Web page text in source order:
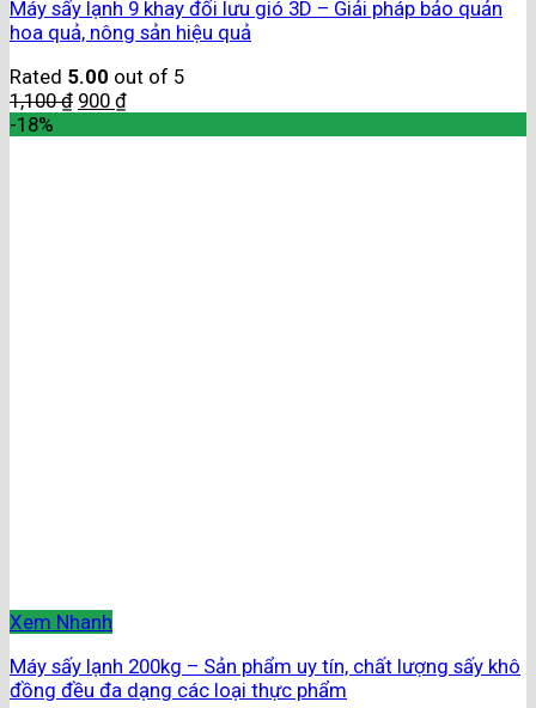
Máy sấy lạnh 9 khay đối lưu gió 3D – Giải pháp bảo quản
hoa quả, nông sản hiệu quả
Rated 5.00 out of 5
1,100₫ 900 ₫
-18%
Xem Nhanh
Máy sấy lạnh 200kg – Sản phẩm uy tín, chất lượng sấy khô
đồng đều đa dạng các loại thực phẩm